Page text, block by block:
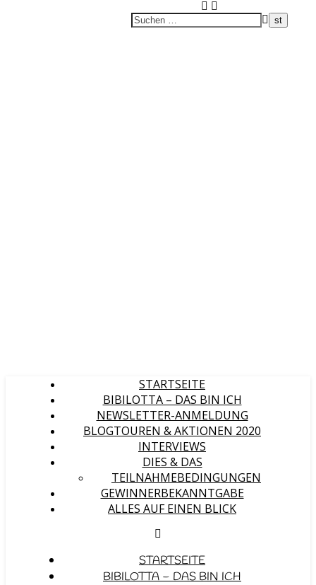
STARTSEITE
BIBILOTTA – DAS BIN ICH
NEWSLETTER-ANMELDUNG
BLOGTOUREN & AKTIONEN 2020
INTERVIEWS
DIES & DAS
TEILNAHMEBEDINGUNGEN
GEWINNERBEKANNTGABE
ALLES AUF EINEN BLICK
STARTSEITE
BIBILOTTA – DAS BIN ICH